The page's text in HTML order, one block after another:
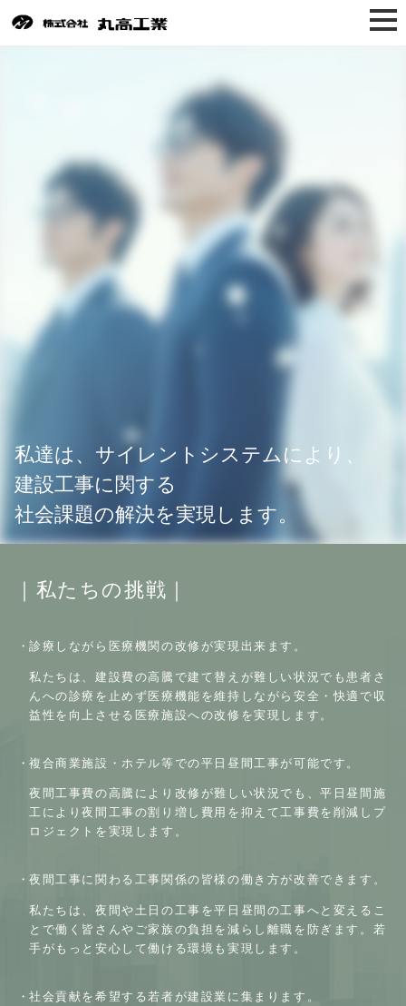
私達は、サイレントシステムにより、
建設工事に関する
社会課題の解決を実現します。
私たちの挑戦
診療しながら医療機関の改修が実現出来ます。
私たちは、建設費の高騰で建て替えが難しい状況でも患者さ
んへの診療を止めず医療機能を維持しながら安全・快適で収
益性を向上させる医療施設への改修を実現します。
複合商業施設・ホテル等での平日昼間工事が可能です。
夜間工事費の高騰により改修が難しい状況でも、平日昼間施
工により夜間工事の割り増し費用を抑えて工事費を削減しプ
ロジェクトを実現します。
夜間工事に関わる工事関係の皆様の働き方が改善できます。
私たちは、夜間や土日の工事を平日昼間の工事へと変えるこ
とで働く皆さんやご家族の負担を減らし離職を防ぎます。 若
手がもっと安心して働ける環境も実現します。
社会貢献を希望する若者が建設業に集まります。